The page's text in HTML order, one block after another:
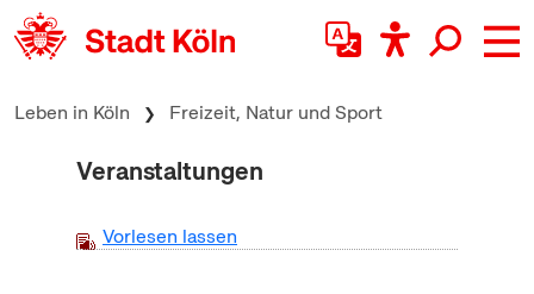
zum Inhalt springen
Leben in Köln Freizeit, Natur und Sport
Veranstaltungen
Vorlesen lassen